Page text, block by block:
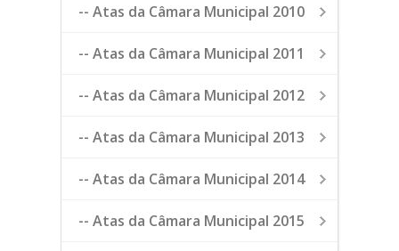
-- Atas da Câmara Municipal 2010
-- Atas da Câmara Municipal 2011
-- Atas da Câmara Municipal 2012
-- Atas da Câmara Municipal 2013
-- Atas da Câmara Municipal 2014
-- Atas da Câmara Municipal 2015